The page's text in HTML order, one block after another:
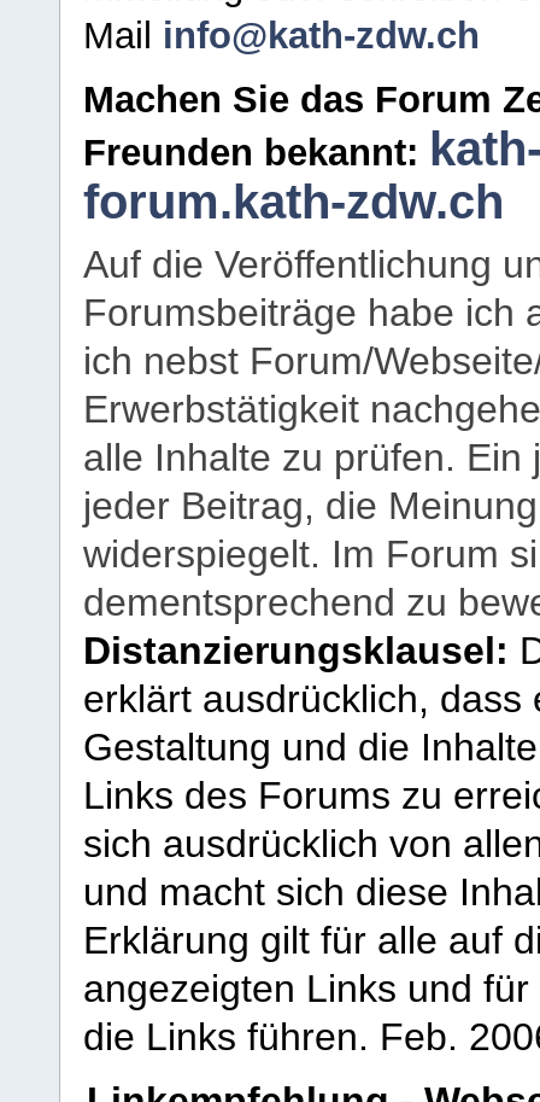
Mail info@kath-zdw.ch
Machen Sie das Forum
Freunden bekannt:
forum.kath-zdw.ch
Auf die Veröffentlichung
Forumsbeiträge habe ich
ich nebst Forum/
Erwerbstätigkeit
alle Inhalte zu prüfen.
jeder Beitrag, die
widerspiegelt. Im Forum
dementsprechend zu
Distanzierungsklausel:
erklärt ausdrücklich,
Gestaltung und die
Links des Forums zu
sich ausdrücklich von
und macht sich diese
Erklärung gilt für alle auf
angezeigten Links und
die Links führen. Feb.